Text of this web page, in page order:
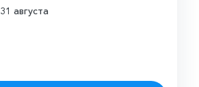
31 августа